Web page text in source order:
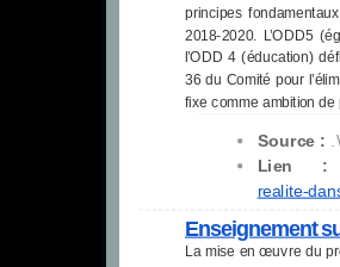
principes
2018-2020. L’ODD5
l’ODD 4 (éducation)
36 du Comité pour
fixe comme ambition de
Source :
Lien
realite-
Enseignement
La mise en œuvre du